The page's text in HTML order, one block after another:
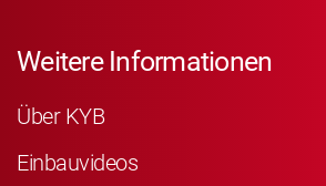
Weitere Informationen
Über KYB
Einbauvideos